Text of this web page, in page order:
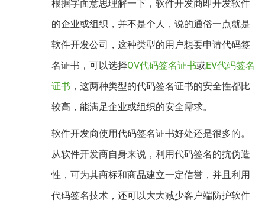
根据字面意思理解一下，软件开发商即开发软件
的企业或组织，并不是个人，说的通俗一点就是
软件开发公司，这种类型的用户想要申请代码签
名证书，可以选择OV代码签名证书或EV代码签名
证书 ，这两种类型的代码签名证书的安全性都比
较高，能满足企业或组织的安全需求。
软件开发商使用代码签名证书好处还是很多的。
从软件开发商自身来说，利用代码签名的抗伪造
性，可为其商标和商品建立一定信誉，并且利用
代码签名技术，还可以大大减少客户端防护软件